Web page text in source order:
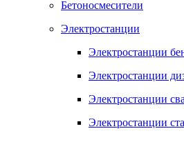
Бетоносмесители
Электростанции
Электростанции
Электростанции
Электростанции
Электростанции